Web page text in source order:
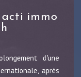
d'une
après